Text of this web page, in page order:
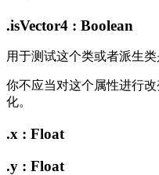
.isVector4 : Boolean
用于测试这个类或者派生类
你不应当对这个属性进行
化。
.x : Float
.y : Float